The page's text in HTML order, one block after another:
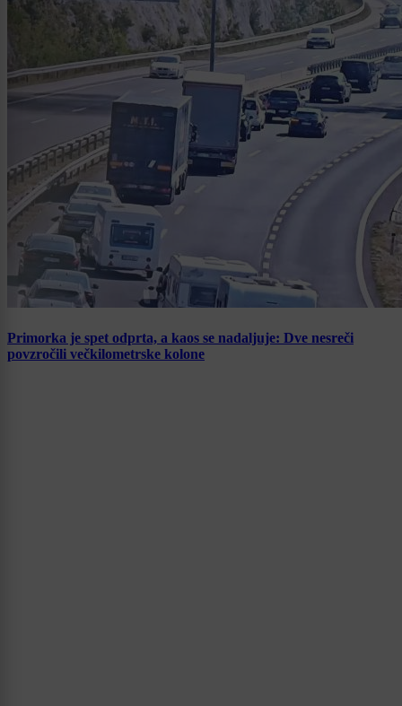
Primorka je spet odprta, a kaos se nadaljuje: Dve nesreči
povzročili večkilometrske kolone